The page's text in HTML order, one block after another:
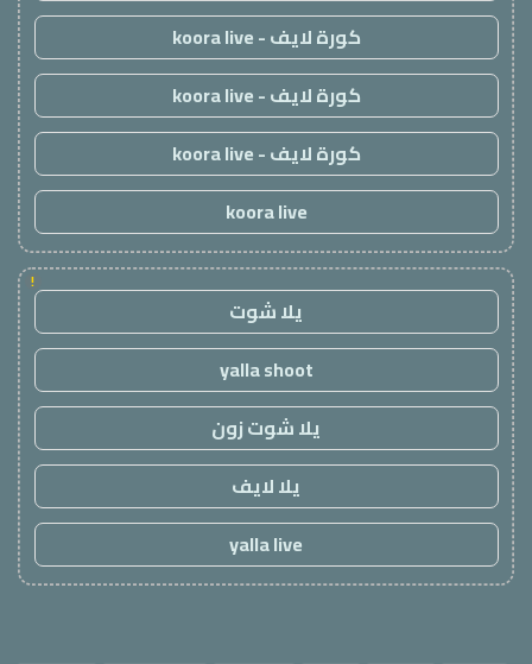
كورة لايف - koora live
كورة لايف - koora live
كورة لايف - koora live
koora live
!
يلا شوت
yalla shoot
يلا شوت زون
يلا لايف
yalla live